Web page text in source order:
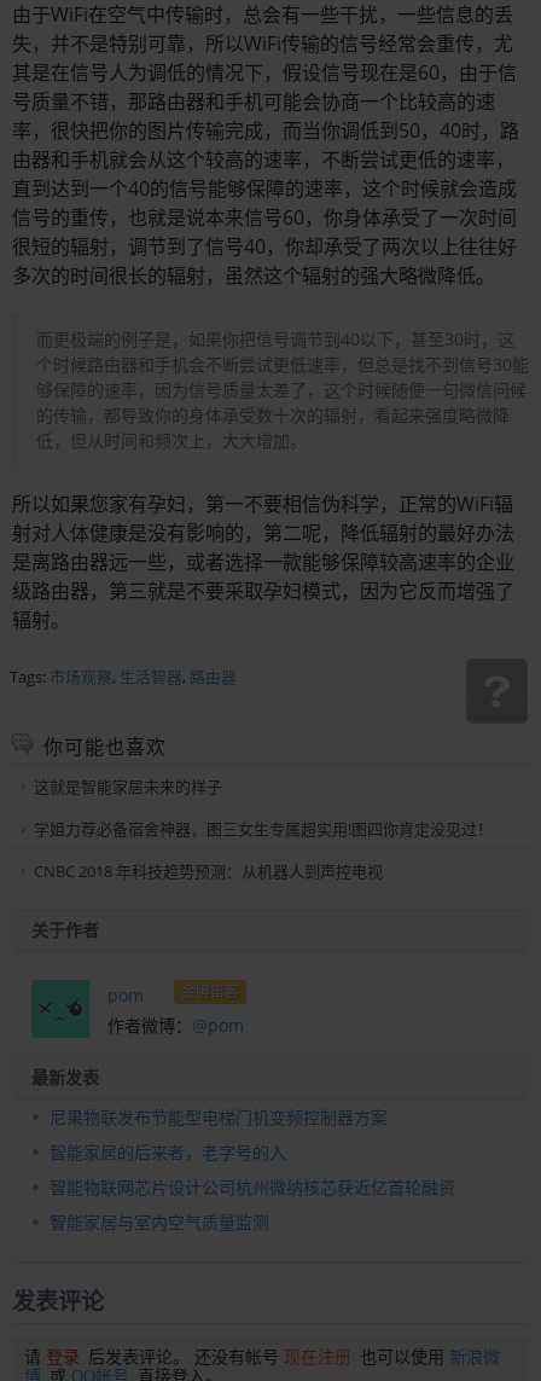
由于WiFi在空气中传输时，总会有一些干扰，一些信息的丢
失，并不是特别可靠，所以WiFi传输的信号经常会重传，尤
其是在信号人为调低的情况下，假设信号现在是60，由于信
号质量不错，那路由器和手机可能会协商一个比较高的速
率，很快把你的图片传输完成，而当你调低到50，40时，路
由器和手机就会从这个较高的速率，不断尝试更低的速率，
直到达到一个40的信号能够保障的速率，这个时候就会造成
信号的重传，也就是说本来信号60，你身体承受了一次时间
很短的辐射，调节到了信号40，你却承受了两次以上往往好
多次的时间很长的辐射，虽然这个辐射的强大略微降低。
而更极端的例子是，如果你把信号调节到40以下，甚至30时，这
个时候路由器和手机会不断尝试更低速率，但总是找不到信号30能
够保障的速率，因为信号质量太差了，这个时候随便一句微信问候
的传输，都导致你的身体承受数十次的辐射，看起来强度略微降
低，但从时间和频次上，大大增加。
所以如果您家有孕妇，第一不要相信伪科学，正常的WiFi辐
射对人体健康是没有影响的，第二呢，降低辐射的最好办法
是离路由器远一些，或者选择一款能够保障较高速率的企业
级路由器，第三就是不要采取孕妇模式，因为它反而增强了
辐射。
Tags: 市场观察, 生活智器, 路由器
你可能也喜欢
这就是智能家居未来的样子
学姐力荐必备宿舍神器，图三女生专属超实用!图四你肯定没见过！
CNBC 2018 年科技趋势预测：从机器人到声控电视
关于作者
pom 金牌笛客
作者微博： @pom
最新发表
尼果物联发布节能型电梯门机变频控制器方案
智能家居的后来者，老字号的入
智能物联网芯片设计公司杭州微纳核芯获近亿首轮融资
智能家居与室内空气质量监测
发表评论
请 登录 后发表评论。 还没有帐号 现在注册 也可以使用 新浪微
博 或 QQ帐号 直接登入。